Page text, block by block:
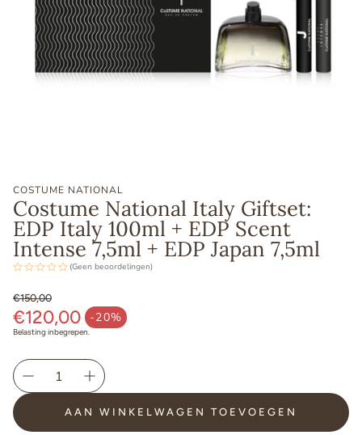
COSTUME NATIONAL
Costume National Italy Giftset:
EDP Italy 100ml + EDP Scent
Intense 7,5ml + EDP Japan 7,5ml
(Geen beoordelingen)
€120,00 -20%
Aanbiedingsprijs
Normale prijs
€150,00
Belasting inbegrepen.
AAN WINKELWAGEN TOEVOEGEN